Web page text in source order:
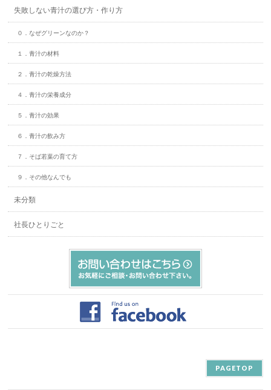
失敗しない青汁の選び方・作り方
０．なぜグリーンなのか？
１．青汁の材料
２．青汁の乾燥方法
４．青汁の栄養成分
５．青汁の効果
６．青汁の飲み方
７．そば若葉の育て方
９．その他なんでも
未分類
社長ひとりごと
PAGETOP